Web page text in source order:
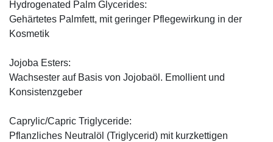
Hydrogenated Palm Glycerides:
Gehärtetes Palmfett, mit geringer Pflegewirkung in der
Kosmetik
Jojoba Esters:
Wachsester auf Basis von Jojobaöl. Emollient und
Konsistenzgeber
Caprylic/Capric Triglyceride:
Pflanzliches Neutralöl (Triglycerid) mit kurzkettigen